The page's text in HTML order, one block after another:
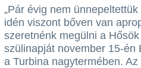
„Pár évig nem
idén viszont bőven van
szeretnénk megülni a
szülinapját november 15-én
a Turbina nagytermében.